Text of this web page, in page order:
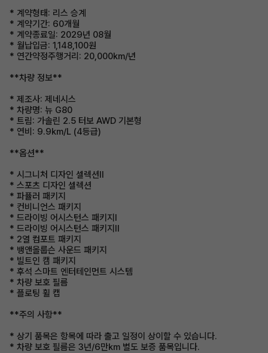
* 계약형태: 리스 승계
* 계약기간: 60개월
* 계약종료일: 2029년 08월
* 월납입금: 1,148,100원
* 연간약정주행거리: 20,000km/년
**차량 정보**
* 제조사: 제네시스
* 차량명: 뉴 G80
* 트림: 가솔린 2.5 터보 AWD 기본형
* 연비: 9.9km/L (4등급)
**옵션**
* 시그니처 디자인 셀렉션Ⅱ
* 스포츠 디자인 셀렉션
* 파퓰러 패키지
* 컨비니언스 패키지
* 드라이빙 어시스턴스 패키지Ⅰ
* 드라이빙 어시스턴스 패키지Ⅱ
* 2열 컴포트 패키지
* 뱅앤올룹슨 사운드 패키지
* 빌트인 캠 패키지
* 후석 스마트 엔터테인먼트 시스템
* 차량 보호 필름
* 플로팅 휠 캡
**주의 사항**
* 상기 품목은 항목에 따라 출고 일정이 상이할 수 있습니다.
* 차량 보호 필름은 3년/6만km 별도 보증 품목입니다.